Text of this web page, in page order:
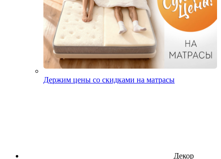
Держим цены со скидками на матрасы
Декор